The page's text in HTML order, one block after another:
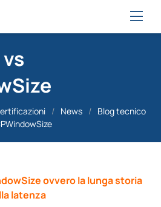
/ News / Blog tecnico
ovvero la lunga storia
latenza